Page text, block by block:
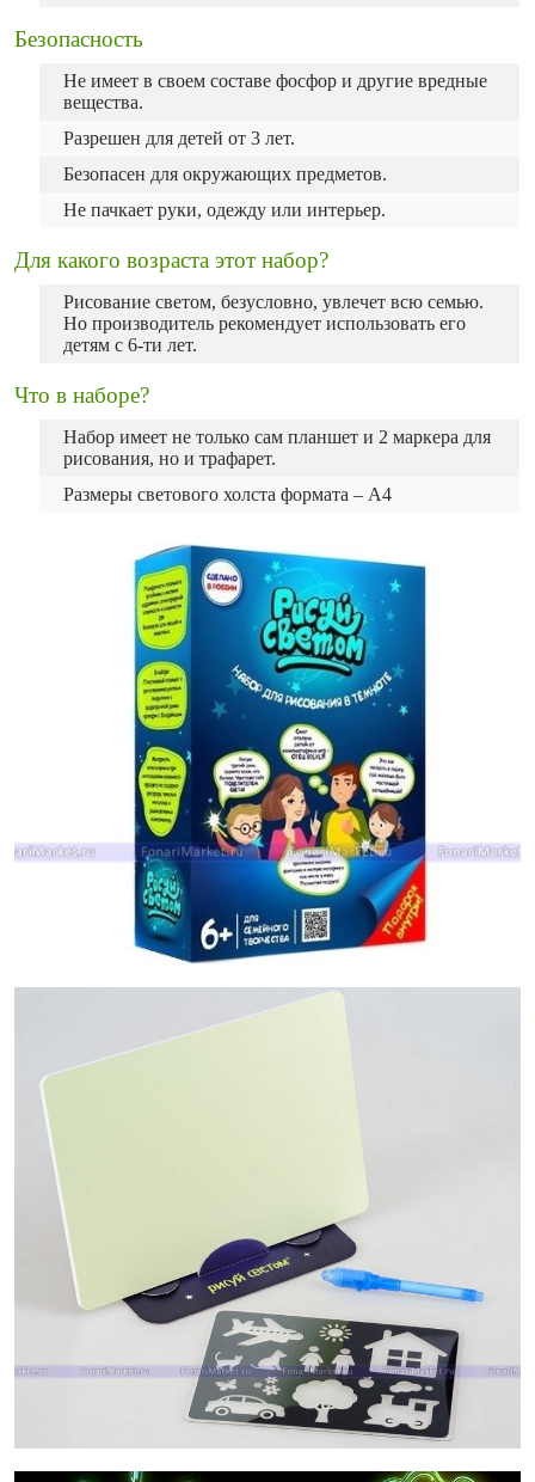
Безопасность
Не имеет в своем составе фосфор и другие вредные
вещества.
Разрешен для детей от 3 лет.
Безопасен для окружающих предметов.
Не пачкает руки, одежду или интерьер.
Для какого возраста этот набор?
Рисование светом, безусловно, увлечет всю семью.
Но производитель рекомендует использовать его
детям с 6-ти лет.
Что в наборе?
Набор имеет не только сам планшет и 2 маркера для
рисования, но и трафарет.
Размеры светового холста формата – А4